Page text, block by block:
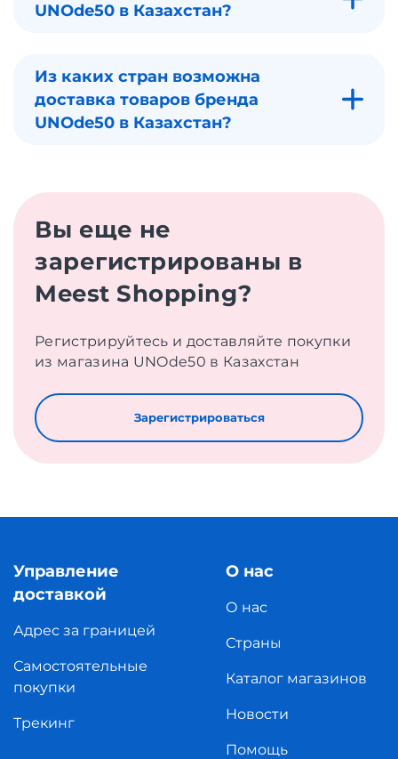
UNOde50 в Казахстан?
Из каких стран возможна
доставка товаров бренда
UNOde50 в Казахстан?
Вы еще не
зарегистрированы в
Meest Shopping?
Регистрируйтесь и доставляйте покупки
из магазина UNOde50 в Казахстан
Зарегистрироваться
Управление
доставкой
Адрес за границей
Самостоятельные
покупки
Трекинг
О нас
О нас
Страны
Каталог магазинов
Новости
Помощь